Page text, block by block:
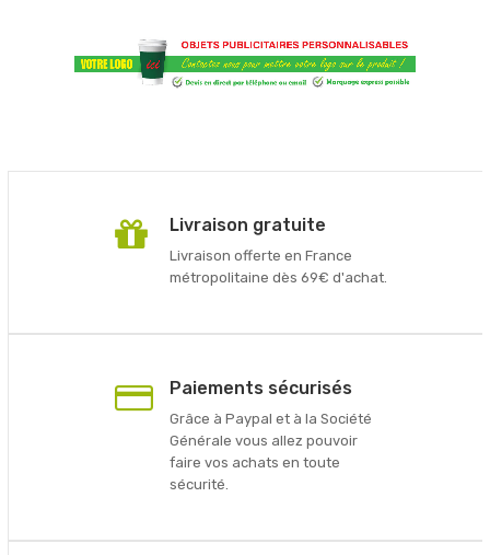
Livraison gratuite
Livraison offerte en France
métropolitaine dès 69€ d'achat.
Paiements sécurisés
Grâce à Paypal et à la Société
Générale vous allez pouvoir
faire vos achats en toute
sécurité.